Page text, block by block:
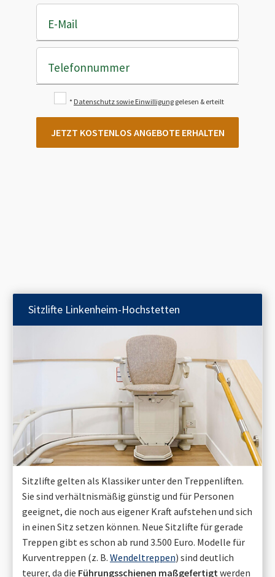
E-Mail
Telefonnummer
* Datenschutz sowie Einwilligung gelesen & erteilt
JETZT KOSTENLOS ANGEBOTE ERHALTEN
Sitzlifte Linkenheim-Hochstetten
Sitzlifte gelten als Klassiker unter den Treppenliften.
Sie sind verhältnismäßig günstig und für Personen
geeignet, die noch aus eigener Kraft aufstehen und sich
in einen Sitz setzen können. Neue Sitzlifte für gerade
Treppen gibt es schon ab rund 3.500 Euro. Modelle für
Kurventreppen (z. B. Wendeltreppen) sind deutlich
teurer, da die Führungsschienen maßgefertigt werden